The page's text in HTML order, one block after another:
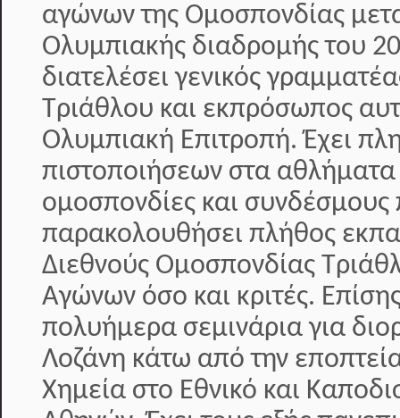
αγώνων της Ομοσπονδίας
Ολυμπιακής διαδρομής του
διατελέσει γενικός
Τριάθλου και εκπρόσωπος
Ολυμπιακή Επιτροπή. Έχει
πιστοποιήσεων στα αθλήματα
ομοσπονδίες και συνδέσμους
παρακολουθήσει πλήθος
Διεθνούς Ομοσπονδίας
Αγώνων όσο και κριτές.
πολυήμερα σεμινάρια για
Λοζάνη κάτω από την
Χημεία στο Εθνικό και